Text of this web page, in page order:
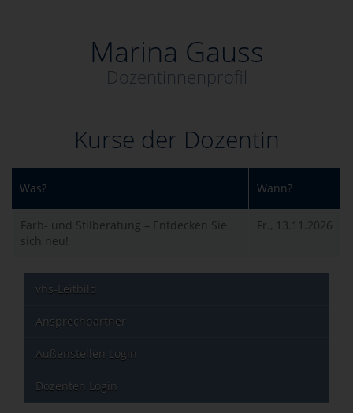
Marina Gauss
Dozentinnenprofil
Kurse der Dozentin
Was? Wann?
Farb- und Stilberatung – Entdecken Sie
sich neu!
Fr., 13.11.2026
vhs-Leitbild
Ansprechpartner
Außenstellen Login
Dozenten Login